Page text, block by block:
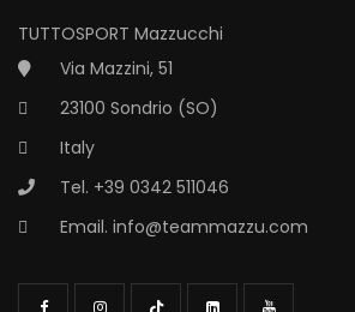
TUTTOSPORT Mazzucchi
Via Mazzini, 51
23100 Sondrio (SO)
Italy
Tel. +39 0342 511046
Email. info@teammazzu.com